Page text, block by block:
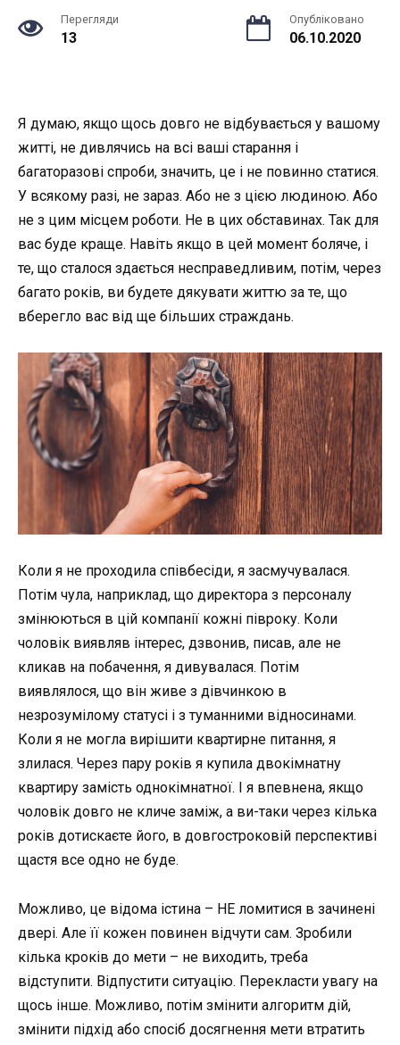
Перегляди
13
Опубліковано
06.10.2020
Я думаю, якщо щось довго не відбувається у вашому
житті, не дивлячись на всі ваші старання і
багаторазові спроби, значить, це і не повинно статися.
У всякому разі, не зараз. Або не з цією людиною. Або
не з цим місцем роботи. Не в цих обставинах. Так для
вас буде краще. Навіть якщо в цей момент боляче, і
те, що сталося здається несправедливим, потім, через
багато років, ви будете дякувати життю за те, що
вберегло вас від ще більших страждань.
Коли я не проходила співбесіди, я засмучувалася.
Потім чула, наприклад, що директора з персоналу
змінюються в цій компанії кожні півроку. Коли
чоловік виявляв інтерес, дзвонив, писав, але не
кликав на побачення, я дивувалася. Потім
виявлялося, що він живе з дівчинкою в
незрозумілому статусі і з туманними відносинами.
Коли я не могла вирішити квартирне питання, я
злилася. Через пару років я купила двокімнатну
квартиру замість однокімнатної. І я впевнена, якщо
чоловік довго не кличе заміж, а ви-таки через кілька
років дотискаєте його, в довгостроковій перспективі
щастя все одно не буде.
Можливо, це відома істина – НЕ ломитися в зачинені
двері. Але її кожен повинен відчути сам. Зробили
кілька кроків до мети – не виходить, треба
відступити. Відпустити ситуацію. Перекласти увагу на
щось інше. Можливо, потім змінити алгоритм дій,
змінити підхід або спосіб досягнення мети втратить